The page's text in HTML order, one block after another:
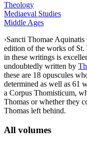
Theology
Mediaeval Studies
Middle Ages
›Sancti Thomae
edition of the works of St.
in these writings is
undoubtedly written by
these are 18 opuscules
determined as well as 61
a Corpus Thomisticum,
Thomas or whether they
Thomas left behind.
All volumes